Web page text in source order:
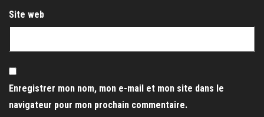
Site web
Enregistrer mon nom, mon e-mail et mon site dans le
navigateur pour mon prochain commentaire.